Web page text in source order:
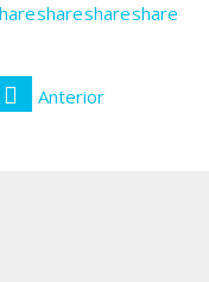
Anterior